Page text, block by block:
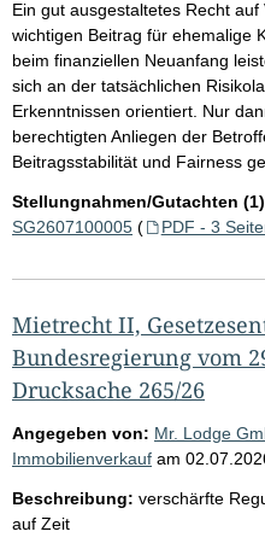
Ein gut ausgestaltetes Recht
wichtigen Beitrag für ehemalige
beim finanziellen Neuanfang
sich an der tatsächlichen
Erkenntnissen orientiert. Nur
berechtigten Anliegen der
Beitragsstabilität und Fairness
Stellungnahmen/Gutachten
SG2607100005 ( PDF - 3
Mietrecht II,
Bundesregierung vom
Drucksache 265/26
Angegeben von: Mr. Lodge
Immobilienverkauf am
Beschreibung: verschärfte
auf Zeit